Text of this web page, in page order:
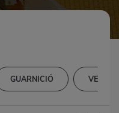
GUARNICIÓ